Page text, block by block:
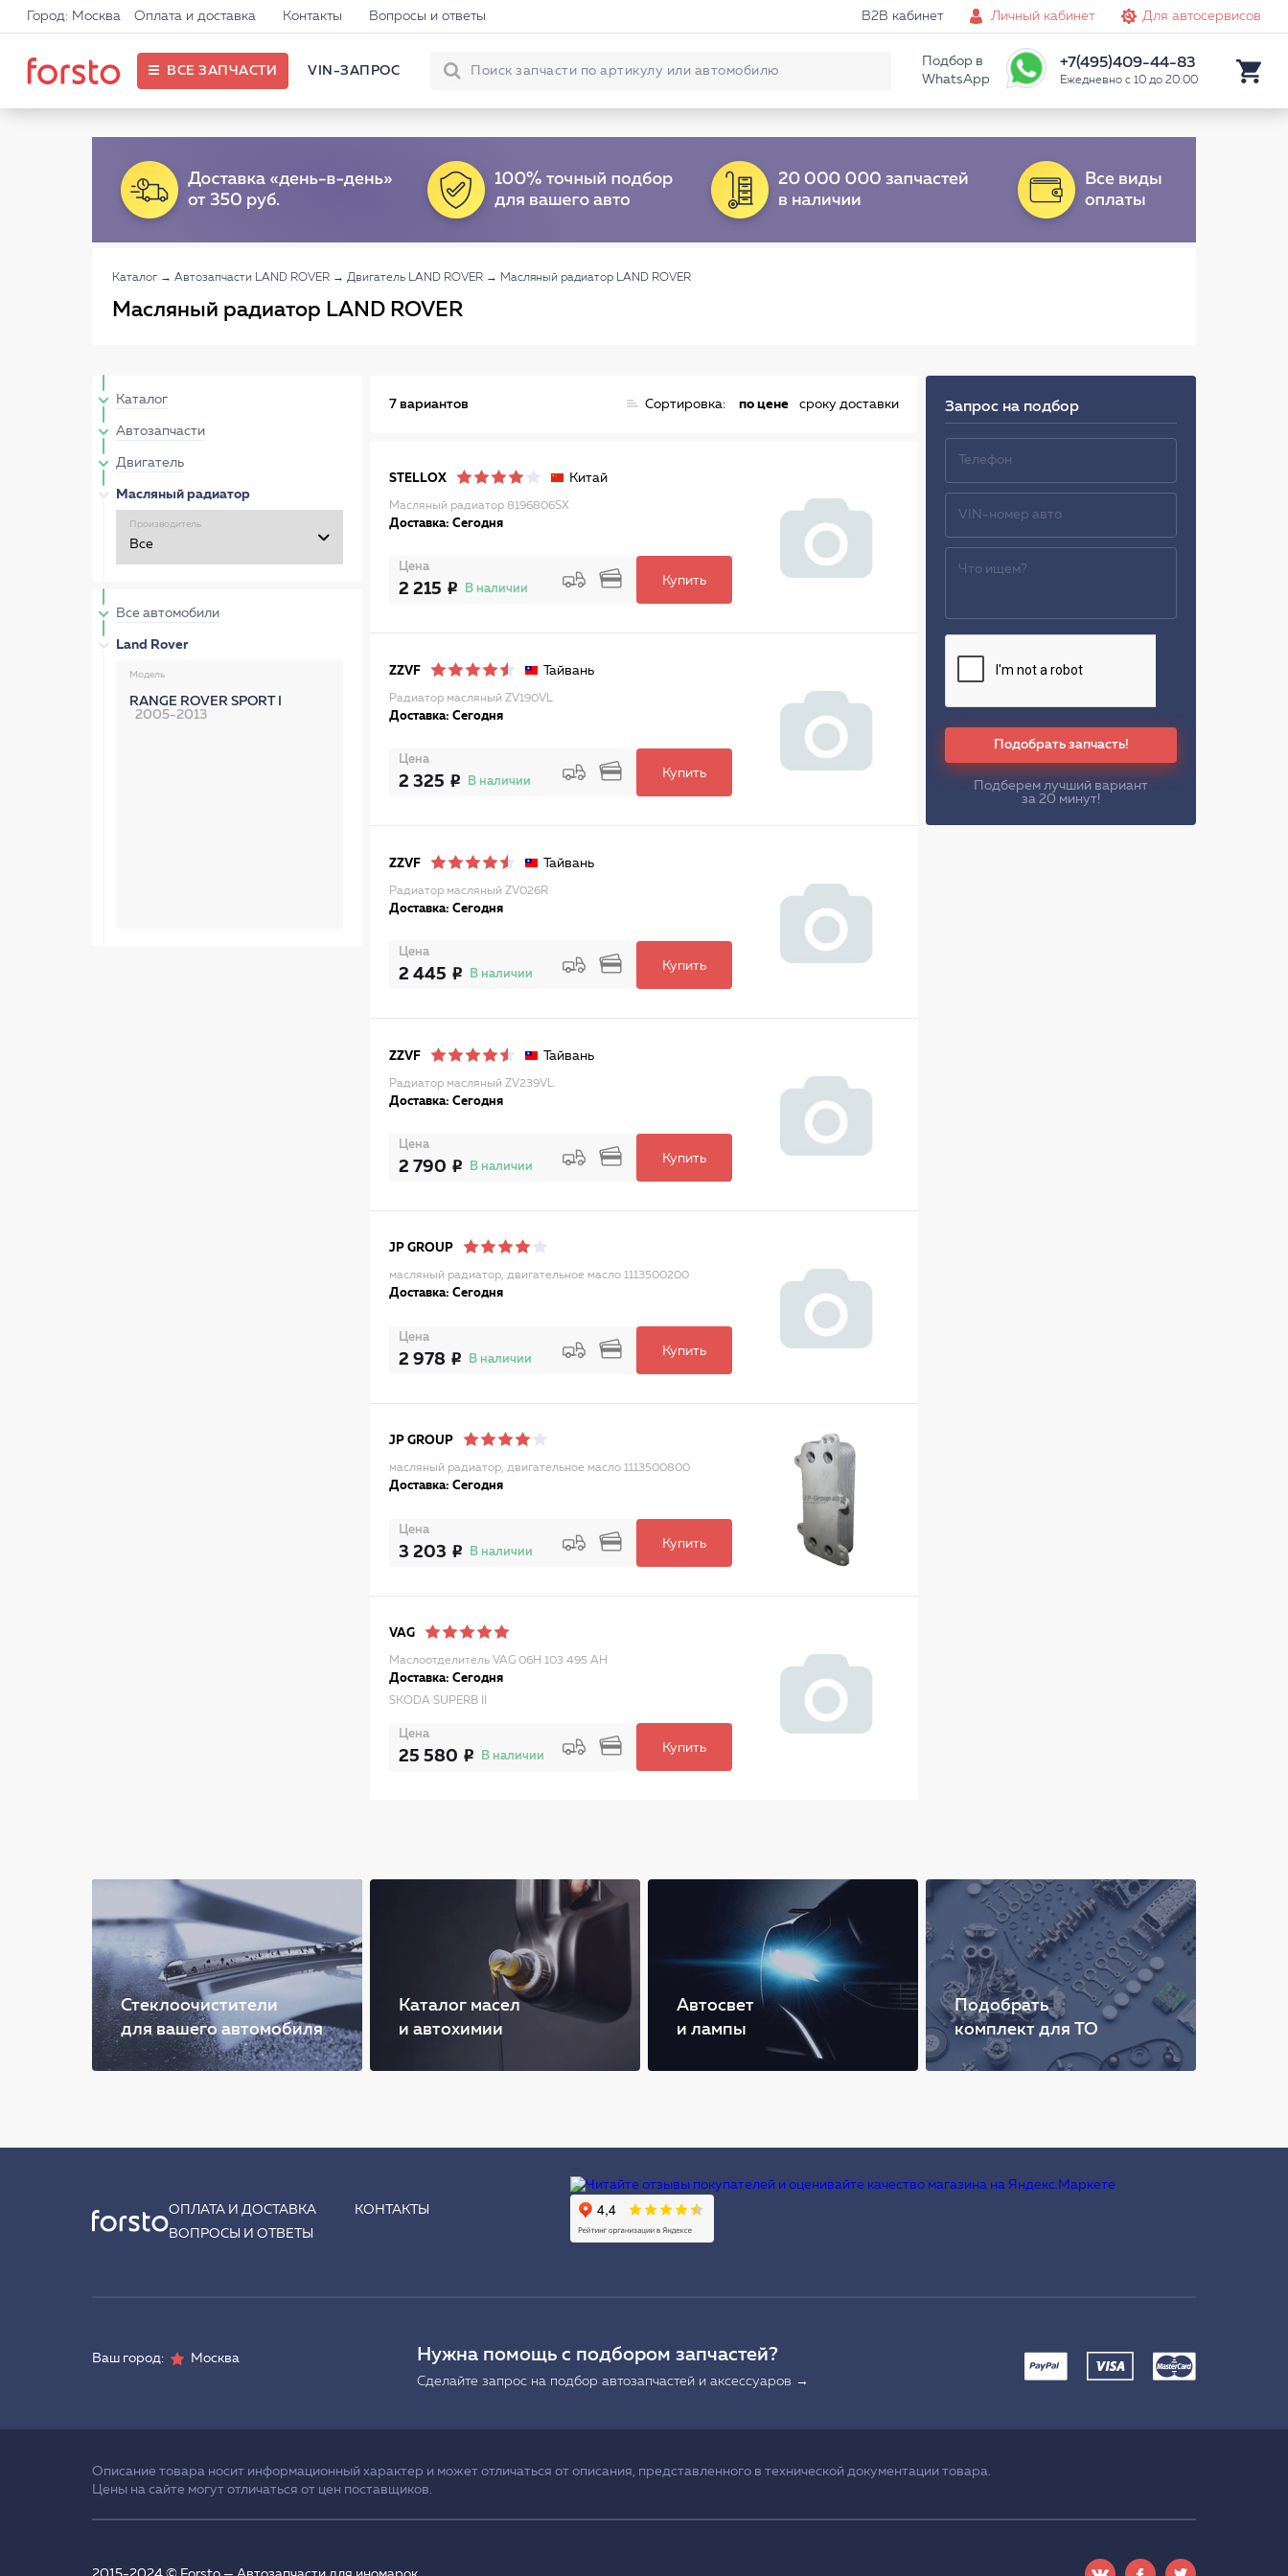
Город: Москва Оплата и доставка Контакты Вопросы и ответы B2B кабинет Личный кабинет Для автосервисов
ВСЕ ЗАПЧАСТИ VIN-ЗАПРОС
Подбор в
WhatsApp
+7(495)409-44-83
Ежедневно с 10 до 20:00
Каталог → Автозапчасти LAND ROVER → Двигатель LAND ROVER → Масляный радиатор LAND ROVER
Масляный радиатор LAND ROVER
Каталог
Автозапчасти
Двигатель
Масляный радиатор
Производитель
Все автомобили
Land Rover
Модель
RANGE ROVER SPORT I
2005-2013
7 вариантов Сортировка: по цене сроку доставки
STELLOX Китай
Масляный радиатор 8196806SX
Доставка: Сегодня
Цена
2 215 В наличии
Купить
ZZVF Тайвань
Радиатор масляный ZV190VL
Доставка: Сегодня
Цена
2 325 В наличии
Купить
ZZVF Тайвань
Радиатор масляный ZV026R
Доставка: Сегодня
Цена
2 445 В наличии
Купить
ZZVF Тайвань
Радиатор масляный ZV239VL
Доставка: Сегодня
Цена
2 790 В наличии
Купить
JP GROUP
масляный радиатор, двигательное масло 1113500200
Доставка: Сегодня
Цена
2 978 В наличии
Купить
JP GROUP
масляный радиатор, двигательное масло 1113500800
Доставка: Сегодня
Цена
3 203 В наличии
Купить
VAG
Маслоотделитель VAG 06H 103 495 AH
Доставка: Сегодня
SKODA SUPERB II
Цена
25 580 В наличии
Купить
Запрос на подбор
Подобрать запчасть!
Подберем лучший вариант
за 20 минут!
Стеклоочистители
для вашего автомобиля
Каталог масел
и автохимии
Автосвет
и лампы
Подобрать
комплект для ТО
ОПЛАТА И ДОСТАВКА
КОНТАКТЫ
ВОПРОСЫ И ОТВЕТЫ
Ваш город: Москва Нужна помощь с подбором запчастей?
Сделайте запрос на подбор автозапчастей и аксессуаров →
Описание товара носит информационный характер и может отличаться от описания, представленного в технической документации товара.
Цены на сайте могут отличаться от цен поставщиков.